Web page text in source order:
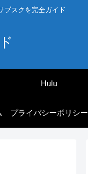
ブスクを完全ガイド
Hulu
プライバシーポリシー